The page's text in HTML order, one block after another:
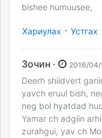
bishee humuusee,
Хариулах · Устгах
Зочин · 2016/04/
Deerh shiidvert
yavch eruul bish,
neg bol hyatdad
Yamar ch adgiin
zurahgui, yav ch